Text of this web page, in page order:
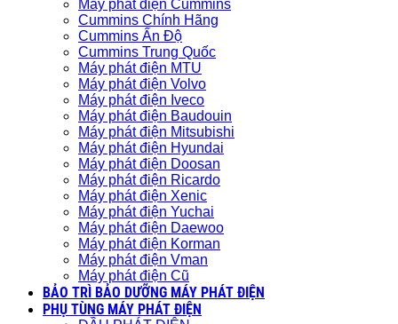
Máy phát điện Cummins
Cummins Chính Hãng
Cummins Ấn Độ
Cummins Trung Quốc
Máy phát điện MTU
Máy phát điện Volvo
Máy phát điện Iveco
Máy phát điện Baudouin
Máy phát điện Mitsubishi
Máy phát điện Hyundai
Máy phát điện Doosan
Máy phát điện Ricardo
Máy phát điện Xenic
Máy phát điện Yuchai
Máy phát điện Daewoo
Máy phát điện Korman
Máy phát điện Vman
Máy phát điện Cũ
BẢO TRÌ BẢO DƯỠNG MÁY PHÁT ĐIỆN
PHỤ TÙNG MÁY PHÁT ĐIỆN